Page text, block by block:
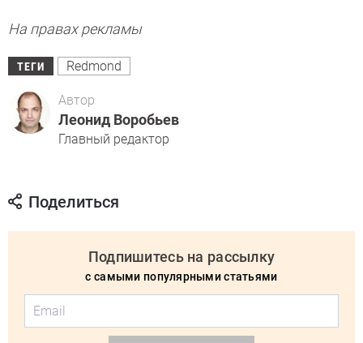
На правах рекламы
ТЕГИ Redmond
Автор
Леонид Воробьев
Главный редактор
Поделиться
Подпишитесь на рассылку
с самыми популярными статьями